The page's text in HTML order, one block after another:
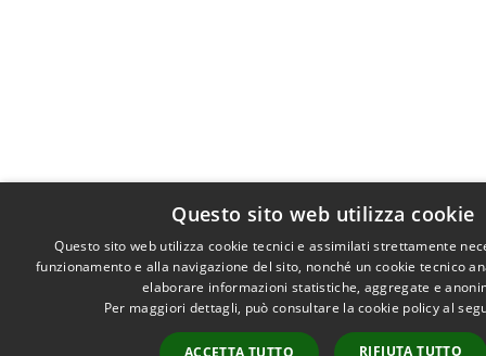
Questo sito web utilizza cookie
Questo sito web utilizza cookie tecnici e assimilati strettamente
funzionamento e alla navigazione del sito, nonché un cookie tecnico
elaborare informazioni statistiche, aggregate e
Per maggiori dettagli, può consultare la cookie policy al
ACCETTA TUTTO RIFIUTA TUTTO